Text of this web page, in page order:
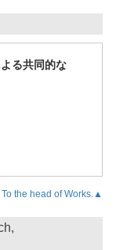
る共同的な
To the head of Works.▲